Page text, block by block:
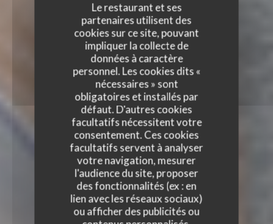
Le restaurant et ses
partenaires utilisent des
cookies sur ce site, pouvant
impliquer la collecte de
données à caractère
personnel. Les cookies dits «
nécessaires » sont
obligatoires et installés par
défaut. D'autres cookies
facultatifs nécessitent votre
consentement. Ces cookies
facultatifs servent à analyser
votre navigation, mesurer
l'audience du site, proposer
des fonctionnalités (ex : en
lien avec les réseaux sociaux)
ou afficher des publicités ou